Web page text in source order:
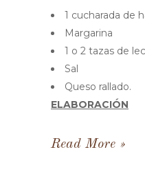
1 cucharada de
Margarina
1 o 2 tazas de
Sal
Queso rallado.
ELABORACIÓN
Read More